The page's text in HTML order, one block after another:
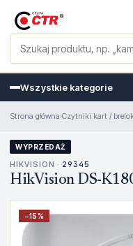
Wszystkie kategorie
Strona główna›Czytniki kart /
WYPRZEDAŻ
HIKVISION · 29345
HikVision DS-
−15%